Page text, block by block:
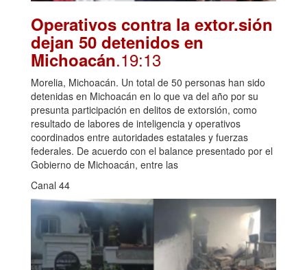
Operativos contra la extor.sión
dejan 50 detenidos en
Michoacán.19:13
Morelia, Michoacán. Un total de 50 personas han sido
detenidas en Michoacán en lo que va del año por su
presunta participación en delitos de extorsión, como
resultado de labores de inteligencia y operativos
coordinados entre autoridades estatales y fuerzas
federales. De acuerdo con el balance presentado por el
Gobierno de Michoacán, entre las
Canal 44